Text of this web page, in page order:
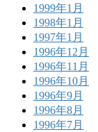
1999年1月
1998年1月
1997年1月
1996年12月
1996年11月
1996年10月
1996年9月
1996年8月
1996年7月